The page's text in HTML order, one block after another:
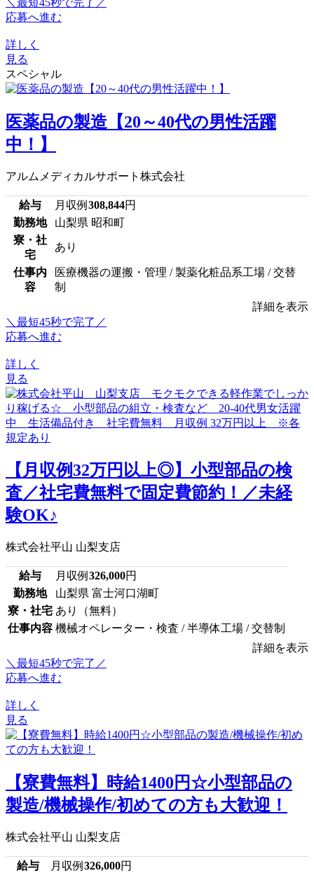
応募へ進む
詳しく
見る
スペシャル
医薬品の製造【20～40代の男性活躍
中！】
アルムメディカルサポート株式会社
給与 月収例 308,844円
勤務地
山梨県 昭和町
寮・社
宅
あり
仕事内
容
医療機器の運搬・管理 / 製薬化粧品系工場 / 交替
制
詳細を表示
＼最短45秒で完了／
応募へ進む
詳しく
見る
【月収例32万円以上◎】小型部品の検
査／社宅費無料で固定費節約！／未経
験OK♪
株式会社平山 山梨支店
給与 月収例 326,000円
勤務地
山梨県 富士河口湖町
寮・社宅 あり（無料）
仕事内容 機械オペレーター・検査 / 半導体工場 / 交替制
詳細を表示
＼最短45秒で完了／
応募へ進む
詳しく
見る
【寮費無料】時給1400円☆小型部品の
製造/機械操作/初めての方も大歓迎！
株式会社平山 山梨支店
給与 月収例 326,000円